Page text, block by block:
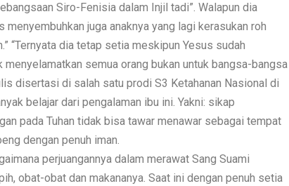
Siro-Fenisia dalam Injil tadi”. Walapun dia
menyembuhkan juga anaknya yang lagi kerasukan roh
“Ternyata dia tetap setia meskipun Yesus sudah
semua orang bukan untuk bangsa-bangsa
disertasi di salah satu prodi S3 Ketahanan Nasional di
belajar dari pengalaman ibu ini. Yakni: sikap
pada Tuhan tidak bisa tawar menawar sebagai tempat
dengan penuh iman.
perjuangannya dalam merawat Sang Suami
obat-obat dan makananya. Saat ini dengan penuh setia